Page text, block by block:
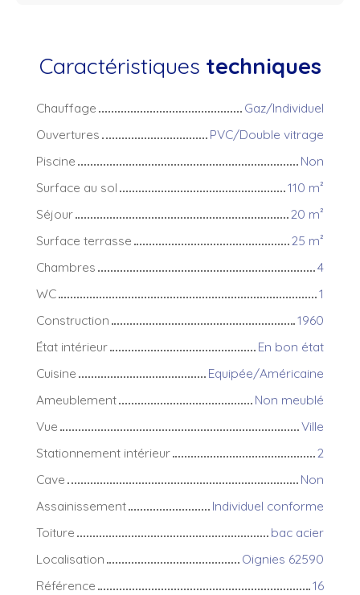
Caractéristiques techniques
Chauffage
Gaz/Individuel
Ouvertures
PVC/Double vitrage
Piscine
Non
Surface au sol
110 m²
Séjour
20 m²
Surface terrasse
25 m²
Chambres
4
WC
1
Construction
1960
État intérieur
En bon état
Cuisine
Equipée/Américaine
Ameublement
Non meublé
Vue
Ville
Stationnement intérieur
2
Cave
Non
Assainissement
Individuel conforme
Toiture
bac acier
Localisation
Oignies 62590
Référence
16